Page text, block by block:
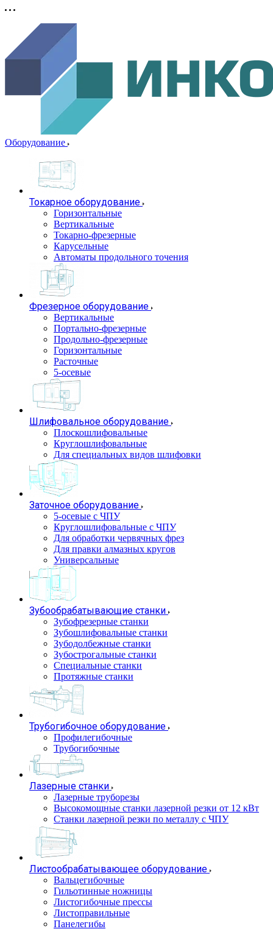
Оборудование
Токарное оборудование
Горизонтальные
Вертикальные
Токарно-фрезерные
Карусельные
Автоматы продольного точения
Фрезерное оборудование
Вертикальные
Портально-фрезерные
Продольно-фрезерные
Горизонтальные
Расточные
5-осевые
Шлифовальное оборудование
Плоскошлифовальные
Круглошлифовальные
Для специальных видов шлифовки
Заточное оборудование
5-осевые с ЧПУ
Круглошлифовальные с ЧПУ
Для обработки червячных фрез
Для правки алмазных кругов
Универсальные
Зубообрабатывающие станки
Зубофрезерные станки
Зубошлифовальные станки
Зубодолбежные станки
Зубострогальные станки
Специальные станки
Протяжные станки
Трубогибочное оборудование
Профилегибочные
Трубогибочные
Лазерные станки
Лазерные труборезы
Высокомощные станки лазерной резки от 12 кВт
Станки лазерной резки по металлу с ЧПУ
Листообрабатывающее оборудование
Вальцегибочные
Гильотинные ножницы
Листогибочные прессы
Листоправильные
Панелегибы